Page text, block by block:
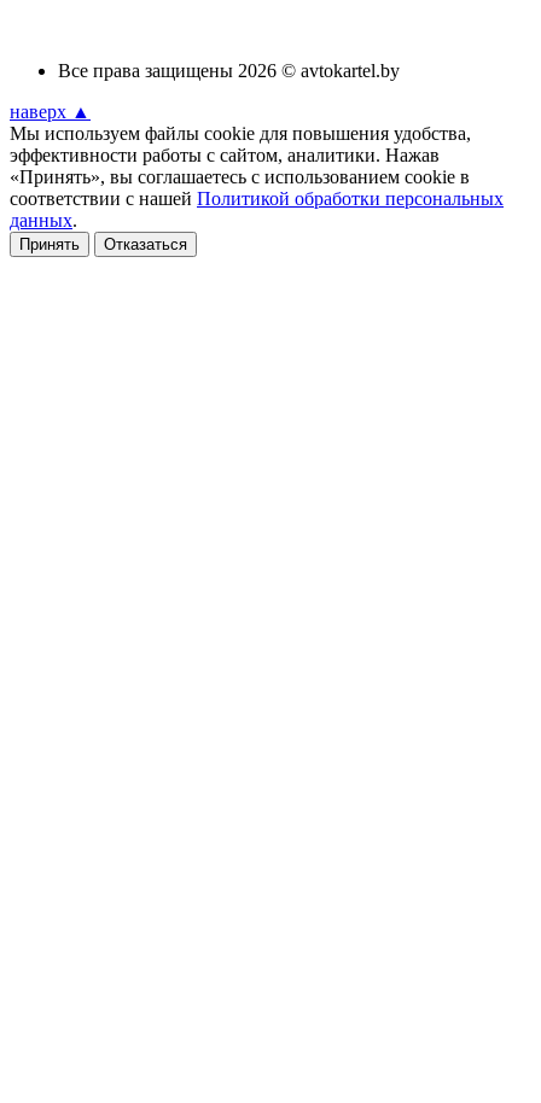
Все права защищены 2026 © avtokartel.by
наверх ▲
Мы используем файлы cookie для повышения удобства,
эффективности работы с сайтом, аналитики. Нажав
«Принять», вы соглашаетесь с использованием cookie в
соответствии с нашей Политикой обработки персональных
данных.
Принять Отказаться